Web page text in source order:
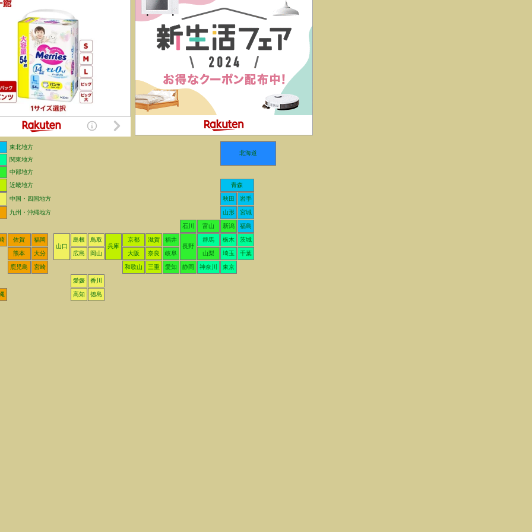
東北地方
北海道
関東地方
中部地方
近畿地方
青森
中国・四国地方 秋田 岩手
九州・沖縄地方 山形 宮城
石川 富山 新潟 福島
佐賀
福岡
山口
島根
鳥取
兵庫
京都 滋賀
福井
長野
群馬 栃木 茨城
熊本 大分 広島 岡山 大阪 奈良 岐阜 山梨 埼玉 千葉
鹿児島 宮崎 和歌山 三重 愛知 静岡 神奈川 東京
愛媛 香川
高知 徳島